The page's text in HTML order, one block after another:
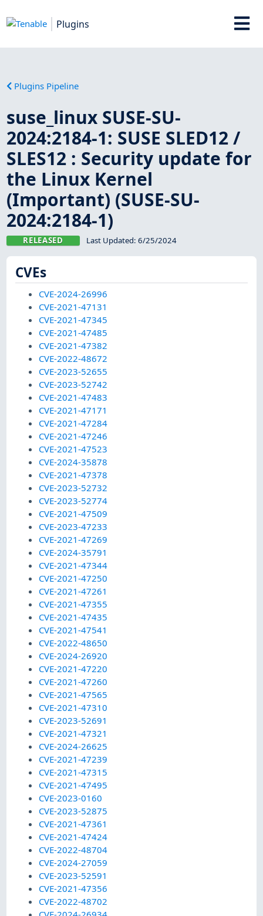
Plugins
Plugins Pipeline
suse_linux SUSE-SU-
2024:2184-1: SUSE SLED12 /
SLES12 : Security update for
the Linux Kernel
(Important) (SUSE-SU-
2024:2184-1)
RELEASED Last Updated: 6/25/2024
CVEs
CVE-2024-26996
CVE-2021-47131
CVE-2021-47345
CVE-2021-47485
CVE-2021-47382
CVE-2022-48672
CVE-2023-52655
CVE-2023-52742
CVE-2021-47483
CVE-2021-47171
CVE-2021-47284
CVE-2021-47246
CVE-2021-47523
CVE-2024-35878
CVE-2021-47378
CVE-2023-52732
CVE-2023-52774
CVE-2021-47509
CVE-2023-47233
CVE-2021-47269
CVE-2024-35791
CVE-2021-47344
CVE-2021-47250
CVE-2021-47261
CVE-2021-47355
CVE-2021-47435
CVE-2021-47541
CVE-2022-48650
CVE-2024-26920
CVE-2021-47220
CVE-2021-47260
CVE-2021-47565
CVE-2021-47310
CVE-2023-52691
CVE-2021-47321
CVE-2024-26625
CVE-2021-47239
CVE-2021-47315
CVE-2021-47495
CVE-2023-0160
CVE-2023-52875
CVE-2021-47361
CVE-2021-47424
CVE-2022-48704
CVE-2024-27059
CVE-2023-52591
CVE-2021-47356
CVE-2022-48702